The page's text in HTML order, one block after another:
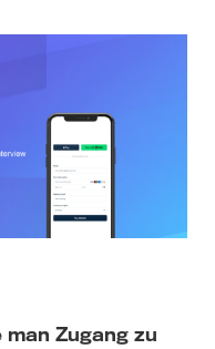
Zugang zu